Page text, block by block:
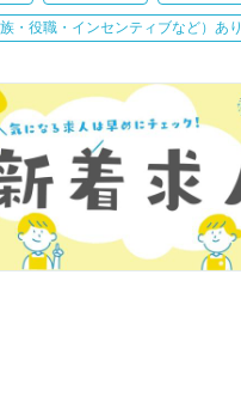
・役職・インセンティブなど）あり